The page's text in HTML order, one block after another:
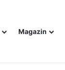
Magazin